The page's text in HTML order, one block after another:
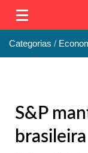
Categorias
S&P
brasileira